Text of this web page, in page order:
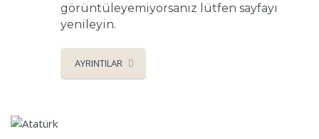
görüntüleyemiyorsanız lütfen sayfayı
yenileyin.
AYRINTILAR